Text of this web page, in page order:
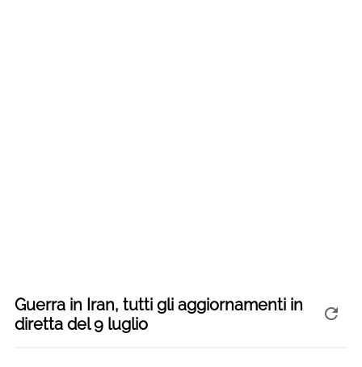
Guerra in Iran, tutti gli aggiornamenti in
diretta del 9 luglio